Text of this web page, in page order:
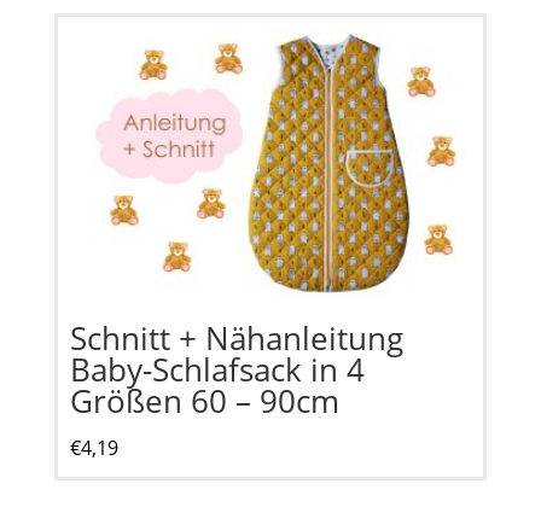
Schnitt + Nähanleitung
Baby-Schlafsack in 4
Größen 60 – 90cm
€4,19